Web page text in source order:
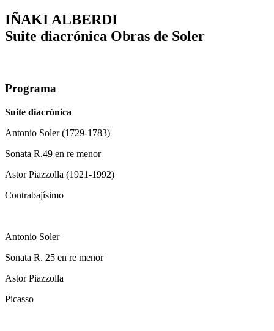
IÑAKI ALBERDI
Suite diacrónica Obras de Soler
Programa
Suite diacrónica
Antonio Soler (1729-1783)
Sonata R.49 en re menor
Astor Piazzolla (1921-1992)
Contrabajísimo
Antonio Soler
Sonata R. 25 en re menor
Astor Piazzolla
Picasso